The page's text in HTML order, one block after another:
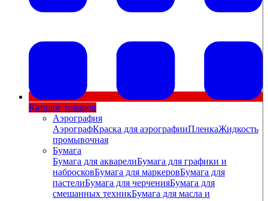
Каталог товаров
Аэрография
АэрографКраска для аэрографииПленкаЖидкость
промывочная
Бумага
Бумага для акварелиБумага для графики и
набросковБумага для маркеровБумага для
пастелиБумага для черченияБумага для
смешанных техникБумага для масла и